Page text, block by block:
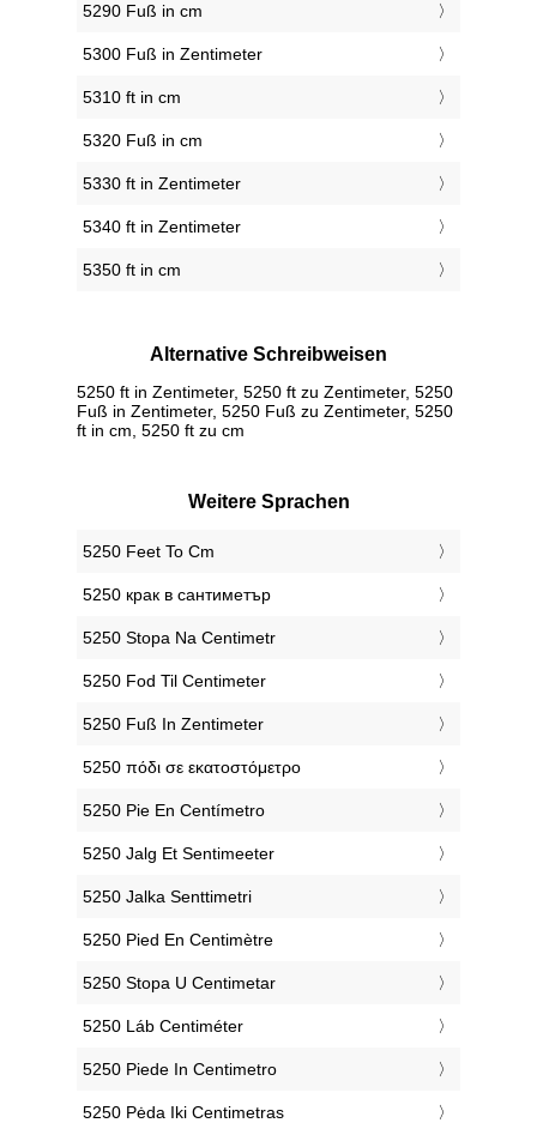
5290 Fuß in cm
5300 Fuß in Zentimeter
5310 ft in cm
5320 Fuß in cm
5330 ft in Zentimeter
5340 ft in Zentimeter
5350 ft in cm
Alternative Schreibweisen
5250 ft in Zentimeter, 5250 ft zu Zentimeter, 5250
Fuß in Zentimeter, 5250 Fuß zu Zentimeter, 5250
ft in cm, 5250 ft zu cm
Weitere Sprachen
‎5250 Feet To Cm
‎5250 крак в сантиметър
‎5250 Stopa Na Centimetr
‎5250 Fod Til Centimeter
‎5250 Fuß In Zentimeter
‎5250 πόδι σε εκατοστόμετρο
‎5250 Pie En Centímetro
‎5250 Jalg Et Sentimeeter
‎5250 Jalka Senttimetri
‎5250 Pied En Centimètre
‎5250 Stopa U Centimetar
‎5250 Láb Centiméter
‎5250 Piede In Centimetro
‎5250 Pėda Iki Centimetras